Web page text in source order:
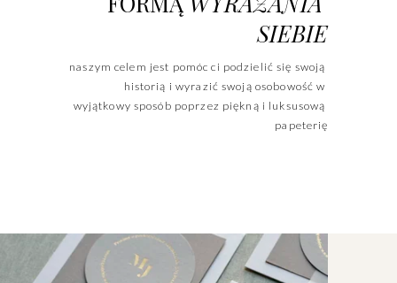
SIEBIE
naszym celem jest pomóc ci podzielić się swoją
historią i wyrazić swoją osobowość w
wyjątkowy sposób poprzez piękną i luksusową
papeterię